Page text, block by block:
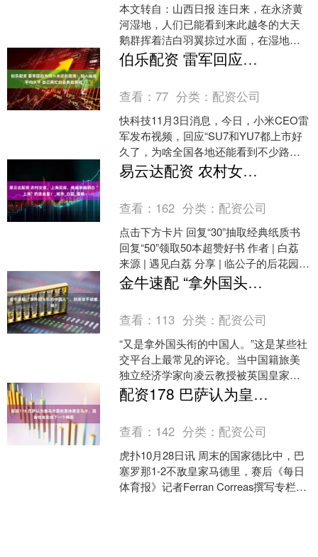
本文转自：山西日报 连日来，在永济黄
河湿地，人们已能看到来此越冬的大天
鹅群挥着洁白羽翼掠过水面，在湿地舞
出的灵动倩影。 永济黄河湿地是候鸟迁
徙路线上的重要中转站....
伯乐配资 雷军回应为何小米还在路测：投入远超平均水平 自己再忙也会亲自测试
查看：77 分类： 配资公司
快科技11月3日消息，今日，小米CEO雷
军发布视频，回应“SU7和YU7都上市好
久了，为啥全国各地还能看到不少路测
车”的问题。 雷军表示，小米的每款车在
研发的过....
易云达配资 农村女孩，上海买房，我越来越明白“上海”的含金量！_城市_白荔_魔都
查看： 162 分类： 配资公司
点击下方卡片 回复“30”抽取经典纸质书
回复“50”领取50本超赞好书 作者 | 白荔
来源 | 遇见白荔 分享 | 临公子的后花园
最近发了一些关于普通农村....金牛速配 “拿外国头衔的中国人”，到底该不该被捧？
查看： 113 分类： 配资公司
“又是拿外国头衔的中国人。”这是某些社
交平台上最常见的评论。当中国籍旅美
独立经济学家向凌云教授被英国皇家学
会工艺院、乌克兰国家工程院、吉尔吉
斯斯坦国家科学院相继....
配资178 巴萨认为皇马方面刻意抹黑亚马尔，因害怕他变成下一个梅西
查看： 142 分类： 配资公司
虎扑10月28日讯 周末的国家德比中，巴
塞罗那1-2不敌皇家马德里，赛后《每日
体育报》记者Ferran Correas撰写专栏。